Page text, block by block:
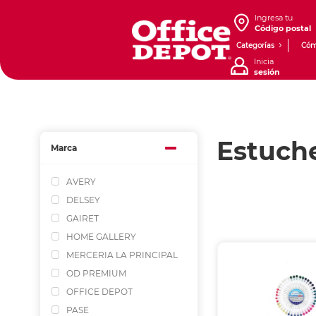
Ingresa tu
Código postal
Categorías
Inicia
sesión
Marca
AVERY
DELSEY
GAIRET
HOME GALLERY
MERCERIA LA PRINCIPAL
OD PREMIUM
OFFICE DEPOT
PASE